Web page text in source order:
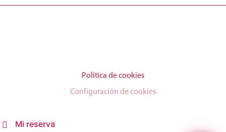
Política de cookies
Configuración de cookies
Mi reserva